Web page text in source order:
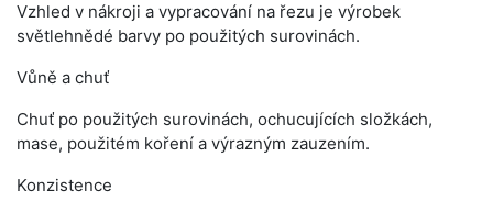
Vzhled v nákroji a vypracování na řezu je výrobek
světlehnědé barvy po použitých surovinách.
Vůně a chuť
Chuť po použitých surovinách, ochucujících složkách,
mase, použitém koření a výrazným zauzením.
Konzistence